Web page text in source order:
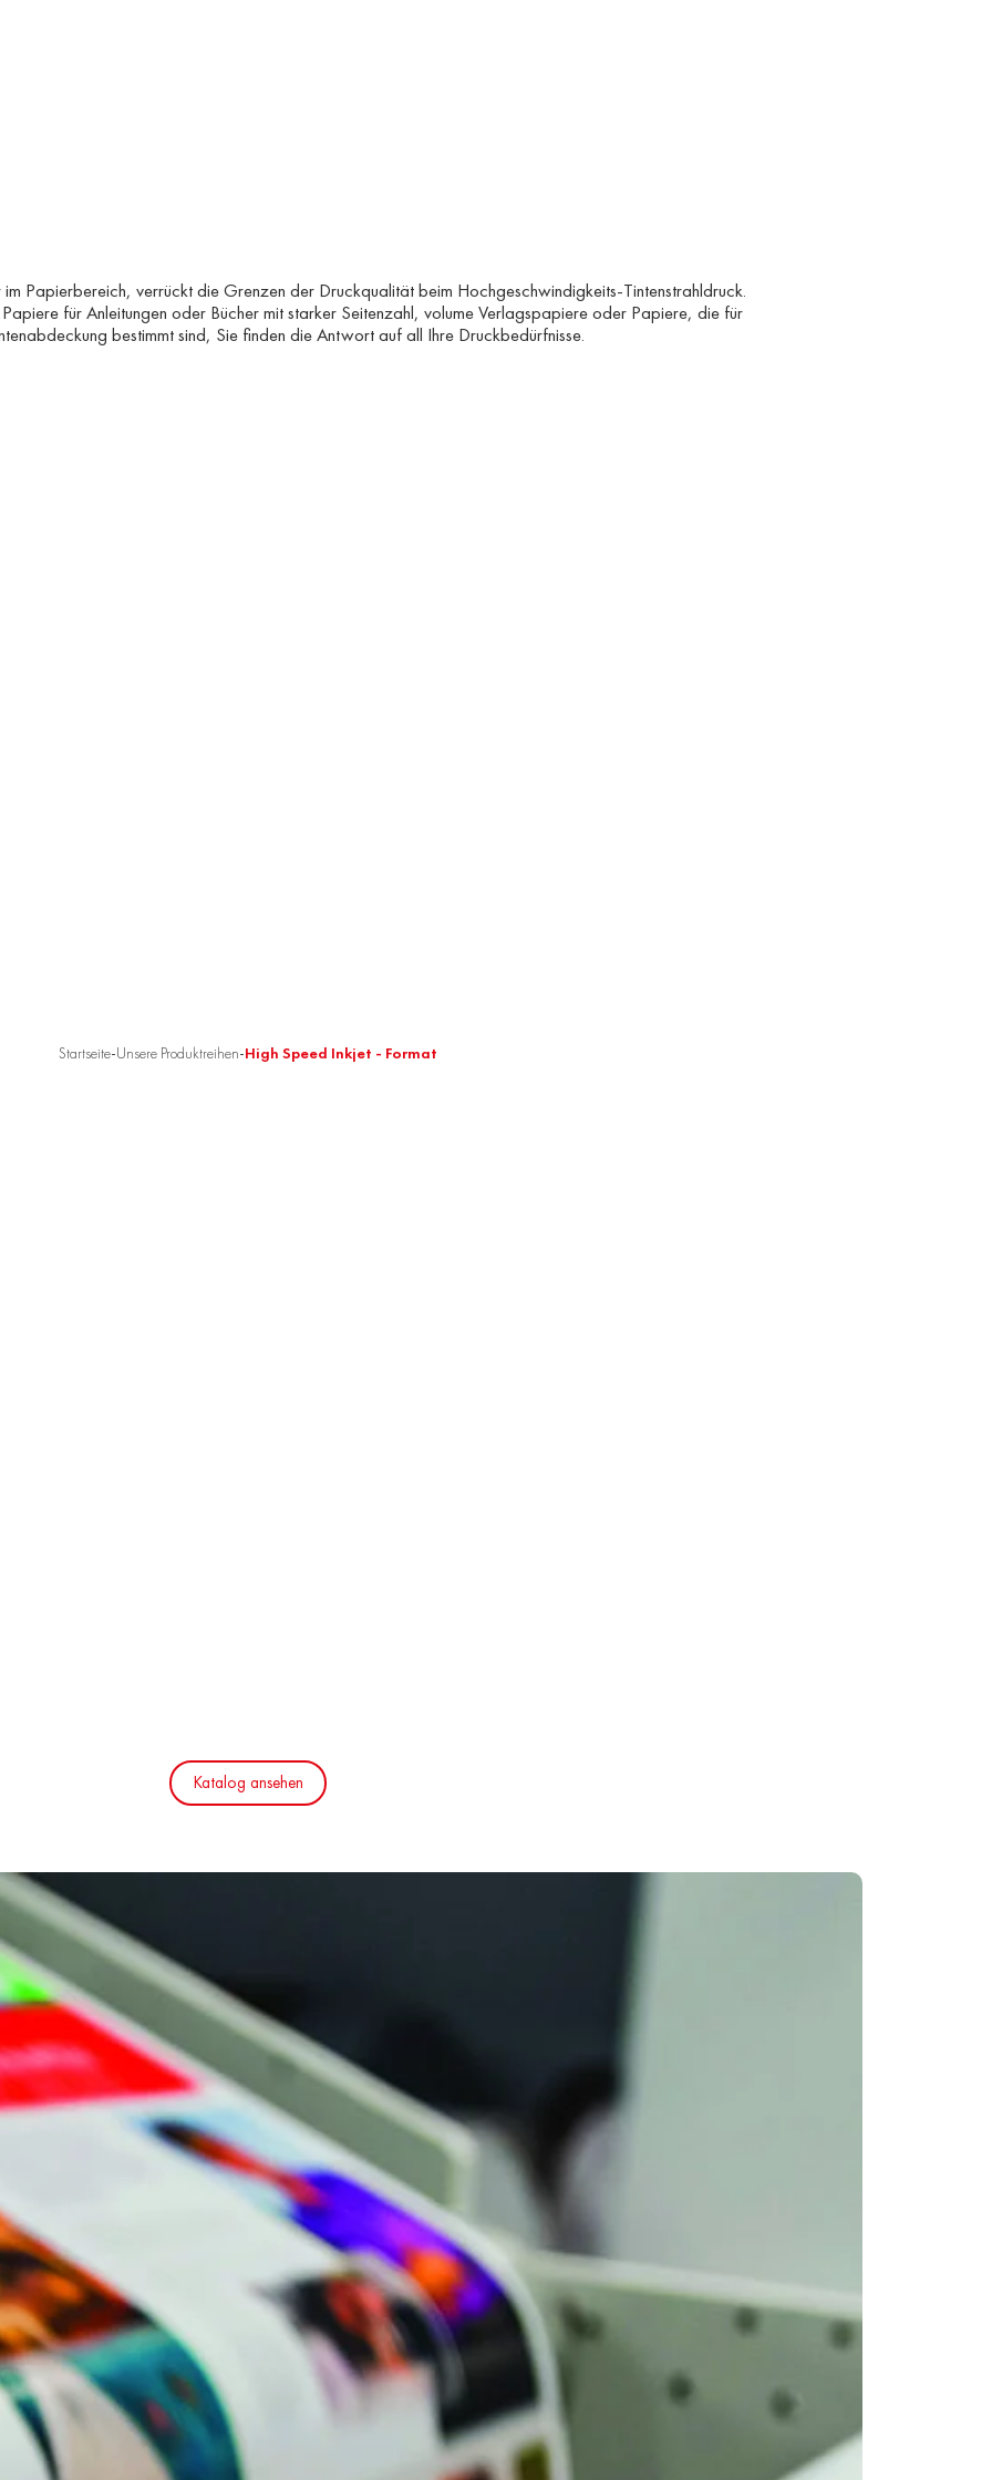
Papierbereich, verrückt die Grenzen der Druckqualität beim Hochgeschwindigkeits-Tintenstrahldruck.
für Anleitungen oder Bücher mit starker Seitenzahl, volume Verlagspapiere oder Papiere, die für
bestimmt sind, Sie finden die Antwort auf all Ihre Druckbedürfnisse.
Startseite-Unsere Produktreihen-High Speed Inkjet - Format
Katalog ansehen